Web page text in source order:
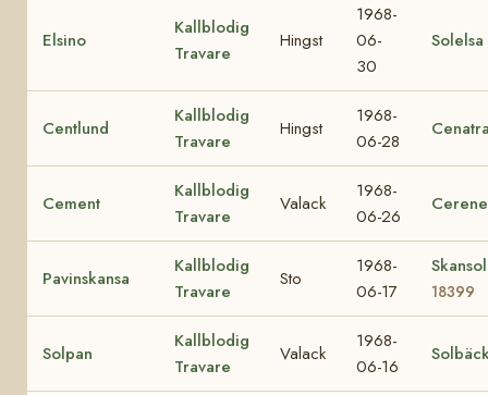
Elsino
Kallblodig
Travare
Hingst
1968-
06-
30
Solelsa
Centlund
Kallblodig
Travare
Hingst
1968-
06-28
Cement
Kallblodig
Travare
Valack
1968-
06-26
Cerene
Pavinskansa
Kallblodig
Travare
Sto
1968-
06-17
18399
Solpan
Kallblodig
Travare
Valack
1968-
06-16